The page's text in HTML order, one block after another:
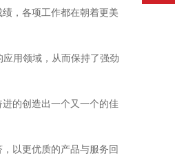
，各项工作都在朝着更美
用领域，从而保持了强劲
的创造出一个又一个的佳
以更优质的产品与服务回